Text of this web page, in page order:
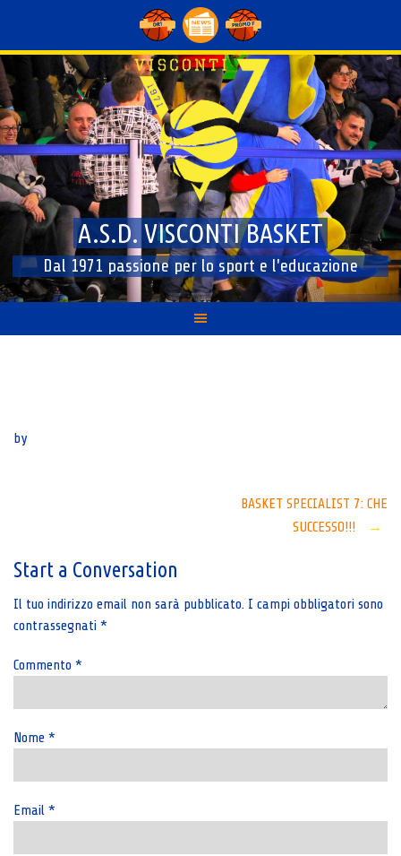
content
A.S.D. VISCONTI BASKET
Dal 1971 passione per lo sport e l'educazione
by
BASKET SPECIALIST 7: CHE
SUCCESSO!!!
→
Start a Conversation
Il tuo indirizzo email non sarà pubblicato. I campi obbligatori sono
contrassegnati *
Commento *
Nome *
Email *